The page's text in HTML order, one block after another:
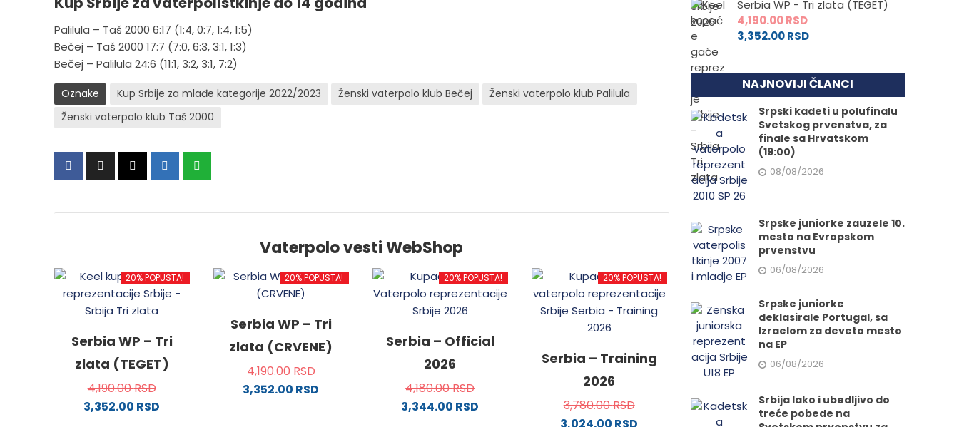
Palilula – Taš 2000 6:17 (1:4, 0:7, 1:4, 1:5)
Bečej – Taš 2000 17:7 (7:0, 6:3, 3:1, 1:3)
Bečej – Palilula 24:6 (11:1, 3:2, 3:1, 7:2)
Oznake Kup Srbije za mlađe kategorije 2022/2023 Ženski vaterpolo klub Bečej
Ženski vaterpolo klub Palilula
Ženski vaterpolo klub Taš 2000
Vaterpolo vesti WebShop
20% POPUSTA!
Serbia WP – Tri
zlata (TEGET)
4,190.00RSD
3,352.00 RSD
20% POPUSTA!
Serbia WP – Tri
zlata (CRVENE)
4,190.00RSD
3,352.00 RSD
20% POPUSTA!
Serbia – Official
2026
4,180.00RSD
3,344.00 RSD
20% POPUSTA!
Serbia – Training
2026
3,780.00RSD
Serbia WP - Tri zlata (TEGET)
4,190.00RSD
3,352.00RSD
NAJNOVIJI ČLANCI
Srpski kadeti u polufinalu
Svetskog prvenstva, za
finale sa Hrvatskom
(19:00)
08/08/2026
Srpske juniorke zauzele 10.
mesto na Evropskom
prvenstvu
06/08/2026
Srpske juniorke
deklasirale Portugal, sa
Izraelom za deveto mesto
na EP
06/08/2026
Srbija lako i ubedljivo do
treće pobede na